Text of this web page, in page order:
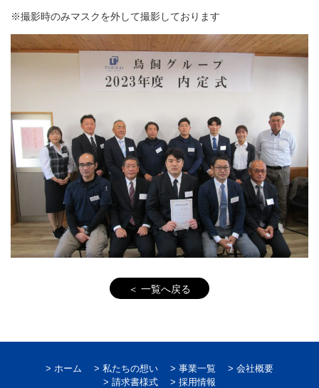
※撮影時のみマスクを外して撮影しております
＜ 一覧へ戻る
ホーム 私たちの想い 事業一覧
会社概要
請求書様式
採用情報